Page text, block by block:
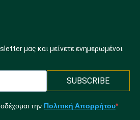
μας και μείνετε ενημερωμένοι
SUBSCRIBE
την Πολιτική Απορρήτου